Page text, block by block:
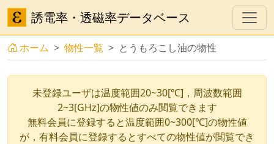
誘電率・透磁率データベース
ホーム 物性一覧 とうもろこし油の物性
未登録ユーザは温度範囲20~30[℃]，周波数範囲
2~3[GHz]の物性値のみ閲覧できます
無料会員に登録すると温度範囲0~300[℃]の物性値
が，有料会員に登録するとすべての物性値が閲覧でき